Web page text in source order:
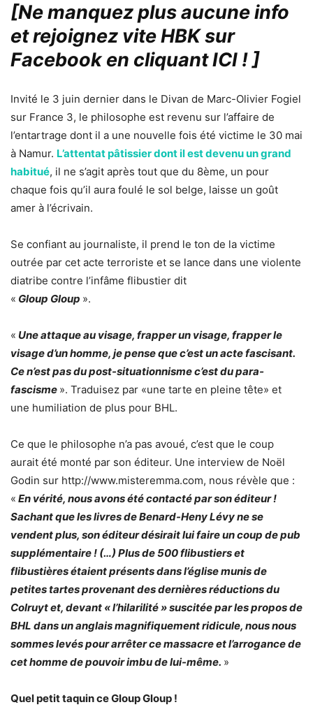
[Ne manquez plus aucune info
et rejoignez vite HBK sur
Facebook en cliquant ICI !]
Invité le 3 juin dernier dans le Divan de Marc-Olivier Fogiel
sur France 3, le philosophe est revenu sur l’affaire de
l’entartrage dont il a une nouvelle fois été victime le 30 mai
à Namur. L’attentat pâtissier dont il est devenu un grand
habitué, il ne s’agit après tout que du 8ème, un pour
chaque fois qu’il aura foulé le sol belge, laisse un goût
amer à l’écrivain.
Se confiant au journaliste, il prend le ton de la victime
outrée par cet acte terroriste et se lance dans une violente
diatribe contre l’infâme flibustier dit
« Gloup Gloup ».
« Une attaque au visage, frapper un visage, frapper le
visage d’un homme, je pense que c’est un acte fascisant.
Ce n’est pas du post-situationnisme c’est du para-
fascisme ». Traduisez par «une tarte en pleine tête» et
une humiliation de plus pour BHL.
Ce que le philosophe n’a pas avoué, c’est que le coup
aurait été monté par son éditeur. Une interview de Noël
Godin sur http://www.misteremma.com, nous révèle que :
« En vérité, nous avons été contacté par son éditeur !
Sachant que les livres de Benard-Heny Lévy ne se
vendent plus, son éditeur désirait lui faire un coup de pub
supplémentaire ! (…) Plus de 500 flibustiers et
flibustières étaient présents dans l’église munis de
petites tartes provenant des dernières réductions du
Colruyt et, devant « l’hilarilité » suscitée par les propos de
BHL dans un anglais magnifiquement ridicule, nous nous
sommes levés pour arrêter ce massacre et l’arrogance de
cet homme de pouvoir imbu de lui-même. »
Quel petit taquin ce Gloup Gloup !